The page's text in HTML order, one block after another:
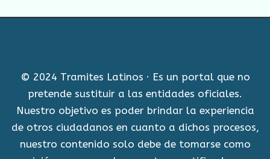
© 2024 Tramites Latinos · Es un portal que no
pretende sustituir a las entidades oficiales.
Nuestro objetivo es poder brindar la experiencia
de otros ciudadanos en cuanto a dichos procesos,
nuestro contenido solo debe de tomarse como